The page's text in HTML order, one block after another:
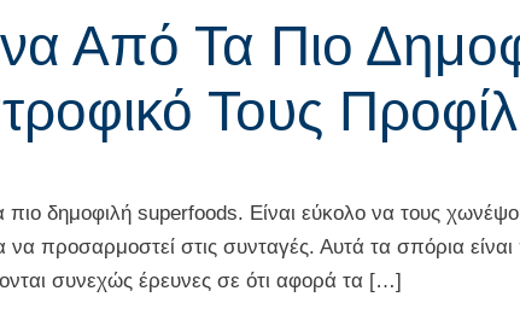
Από Τα Πιο
Τους
Είναι εύκολο να τους
προσαρμοστεί στις συνταγές. Αυτά τα σπόρια
συνεχώς έρευνες σε ότι αφορά τα […]